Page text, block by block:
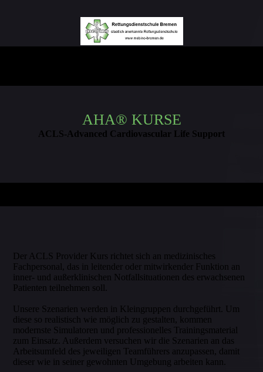
AHA® KURSE
ACLS-Advanced Cardiovascular Life Support
Der ACLS Provider Kurs richtet sich an medizinisches
Fachpersonal, das in leitender oder mit­wirken­der Funktion an
inner- und außerklinischen Notfallsituationen des erwachsenen
Patienten teilnehmen soll.
Unsere Szenarien werden in Kleingruppen durchgeführt. Um
diese so realistisch wie möglich zu gestalten, kommen
modernste Simulatoren und professionelles Trainingsmaterial
zum Einsatz. Außer­dem versuchen wir die Szenarien an das
Arbeitsumfeld des jeweiligen Teamführers anzupassen, damit
dieser wie in seiner gewohnten Umgebung arbeiten kann.